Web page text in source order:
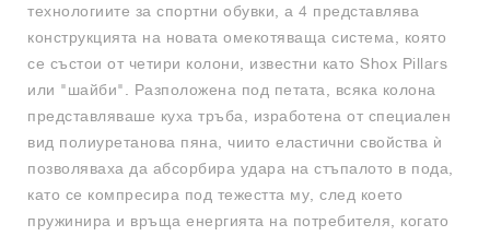
технологиите за спортни обувки, а 4 представлява
конструкцията на новата омекотяваща система, която
се състои от четири колони, известни като Shox Pillars
или "шайби". Разположена под петата, всяка колона
представляваше куха тръба, изработена от специален
вид полиуретанова пяна, чиито еластични свойства ѝ
позволяваха да абсорбира удара на стъпалото в пода,
като се компресира под тежестта му, след което
пружинира и връща енергията на потребителя, когато